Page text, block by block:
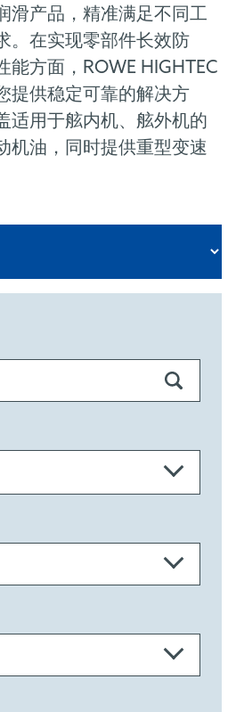
滑产品，精准满足不同工
。在实现零部件长效防
能方面， ROWE HIGHTEC
提供稳定可靠的解决方
适用于舷内机、舷外机的
机油，同时提供重型变速